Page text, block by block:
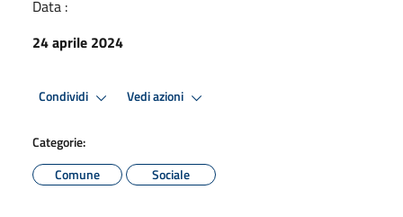
Data :
24 aprile 2024
Condividi Vedi azioni
Categorie:
Comune
Sociale